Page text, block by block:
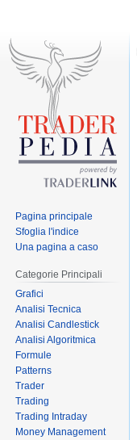
Pagina principale
Sfoglia l'indice
Una pagina a caso
Categorie Principali
Grafici
Analisi Tecnica
Analisi Candlestick
Analisi Algoritmica
Formule
Patterns
Trader
Trading
Trading Intraday
Money Management